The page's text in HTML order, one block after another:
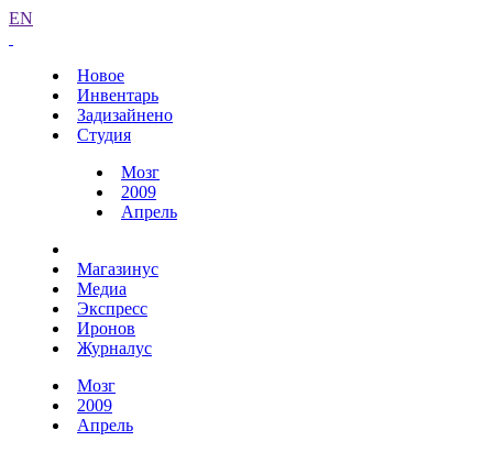
EN
Новое
Инвентарь
Задизайнено
Студия
Мозг
2009
Апрель
Магазинус
Медиа
Экспресс
Иронов
Журналус
Мозг
2009
Апрель